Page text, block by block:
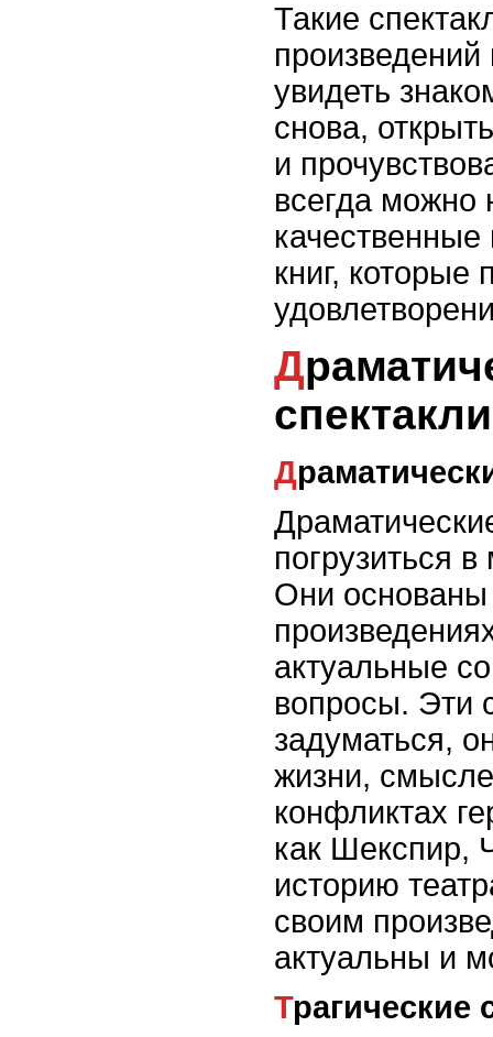
Такие
произведений
увидеть
снова,
и
всегда можно
книг,
Драматические и трагические
спектакли
погрузиться
Они основаны
актуальные
вопросы. Эти
задуматься,
жизни,
конфликтах
как Шекспир,
историю
своим
актуальны и
Трагические